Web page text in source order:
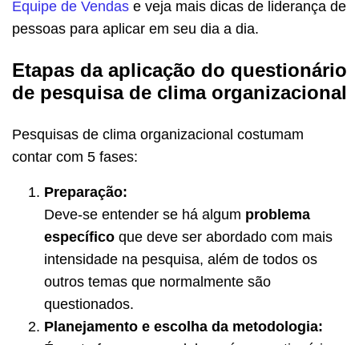
Equipe de Vendas e veja mais dicas de liderança de
pessoas para aplicar em seu dia a dia.
Etapas da aplicação do questionário
de pesquisa de clima organizacional
Pesquisas de clima organizacional costumam
contar com 5 fases:
Preparação:
Deve-se entender se há algum problema
específico que deve ser abordado com mais
intensidade na pesquisa, além de todos os
outros temas que normalmente são
questionados.
Planejamento e escolha da metodologia: